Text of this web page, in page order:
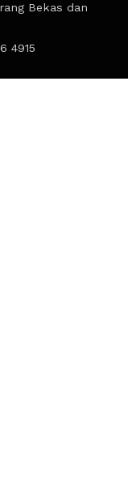
Bekas dan
4915